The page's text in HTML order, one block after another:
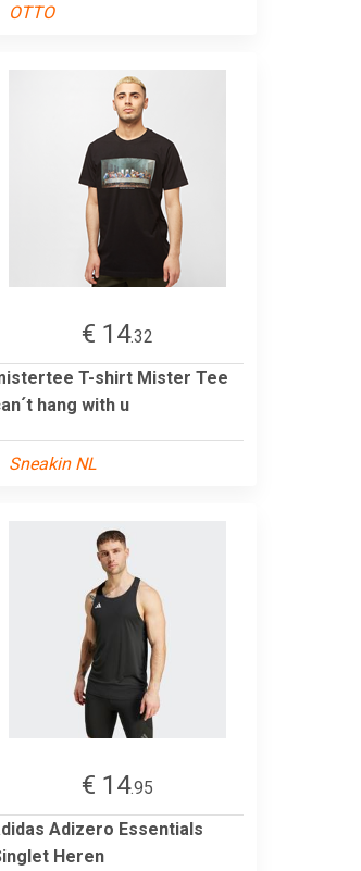
OTTO
€ 14.32
T-shirt Mister Tee
hang with u
Sneakin NL
€ 14.95
Adizero Essentials
Heren